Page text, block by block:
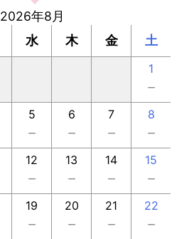
2026年8月
水 木 金 土
1
－
5
－
6
－
7
－
8
－
12
－
13
－
14
－
15
－
19
－
20
－
21
－
22
－